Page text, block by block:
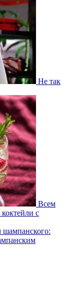
Не так
Всем
с
шампанского: